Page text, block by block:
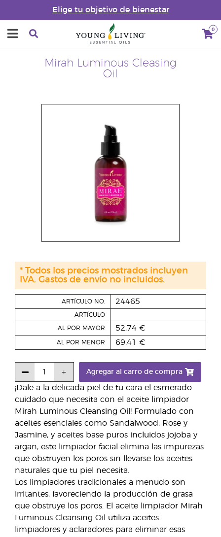
Elige tu objetivo de bienestar
0
Mirah Luminous Cleasing
Oil
¡Dale a la delicada piel de tu cara el esmerado
cuidado que necesita con el aceite limpiador
Mirah Luminous Cleansing Oil! Formulado con
aceites esenciales como Sandalwood, Rose y
Jasmine, y aceites base puros incluidos jojoba y
argan, este limpiador facial elimina las impurezas
que obstruyen los poros sin llevarse los aceites
naturales que tu piel necesita.
Los limpiadores tradicionales a menudo son
irritantes, favoreciendo la producción de grasa
que obstruye los poros. El aceite limpiador Mirah
Luminous Cleansing Oil utiliza aceites
limpiadores y aclaradores para eliminar esas
ARTÍCULO NO. 24465
ARTÍCULO
AL POR MAYOR 52,74 €
AL POR MENOR 69,41 €
Agregar al carro de compra
* Todos los precios mostrados incluyen
IVA. Gastos de envío no incluidos.